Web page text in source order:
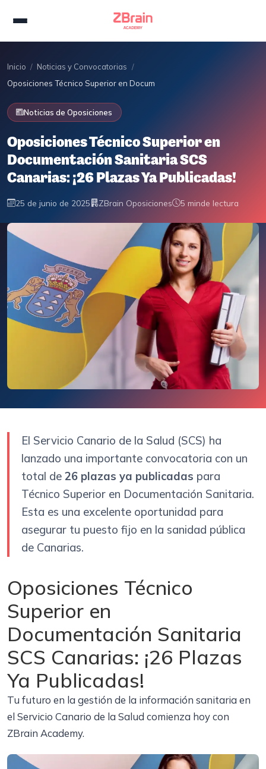
Inicio / Noticias y Convocatorias /
Oposiciones Técnico Superior en Documentación Sanitaria SCS
Noticias de Oposiciones
Oposiciones Técnico Superior en
Documentación Sanitaria SCS
Canarias: ¡26 Plazas Ya Publicadas!
25 de junio de 2025 ZBrain Oposiciones 5 minde lectura
El Servicio Canario de la Salud (SCS) ha
lanzado una importante convocatoria con un
total de 26 plazas ya publicadas para
Técnico Superior en Documentación Sanitaria.
Esta es una excelente oportunidad para
asegurar tu puesto fijo en la sanidad pública
de Canarias.
Oposiciones Técnico
Superior en
Documentación Sanitaria
SCS Canarias: ¡26 Plazas
Ya Publicadas!
Tu futuro en la gestión de la información sanitaria en
el Servicio Canario de la Salud comienza hoy con
ZBrain Academy.